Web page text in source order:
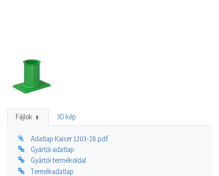
Fájlok 5 3D kép
Adatlap Kaiser 1203-28.pdf
Gyártói adatlap
Gyártói termékoldal
Termékadatlap